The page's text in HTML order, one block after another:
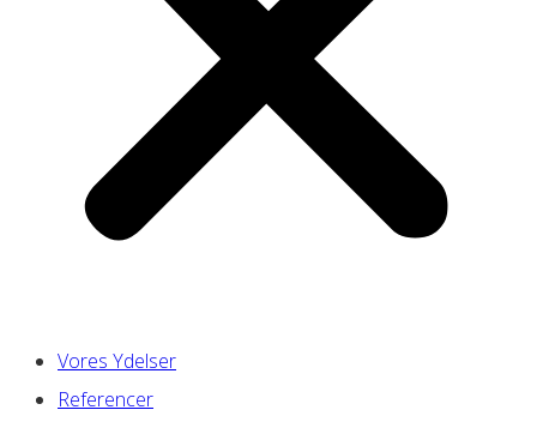
Vores Ydelser
Referencer